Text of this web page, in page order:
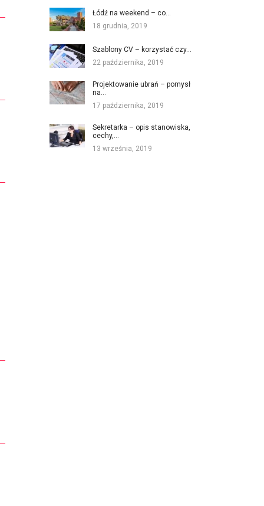
Łódź na weekend – co…
18 grudnia, 2019
Szablony CV – korzystać czy…
22 października, 2019
Projektowanie ubrań – pomysł
na…
17 października, 2019
Sekretarka – opis stanowiska,
cechy,…
13 września, 2019